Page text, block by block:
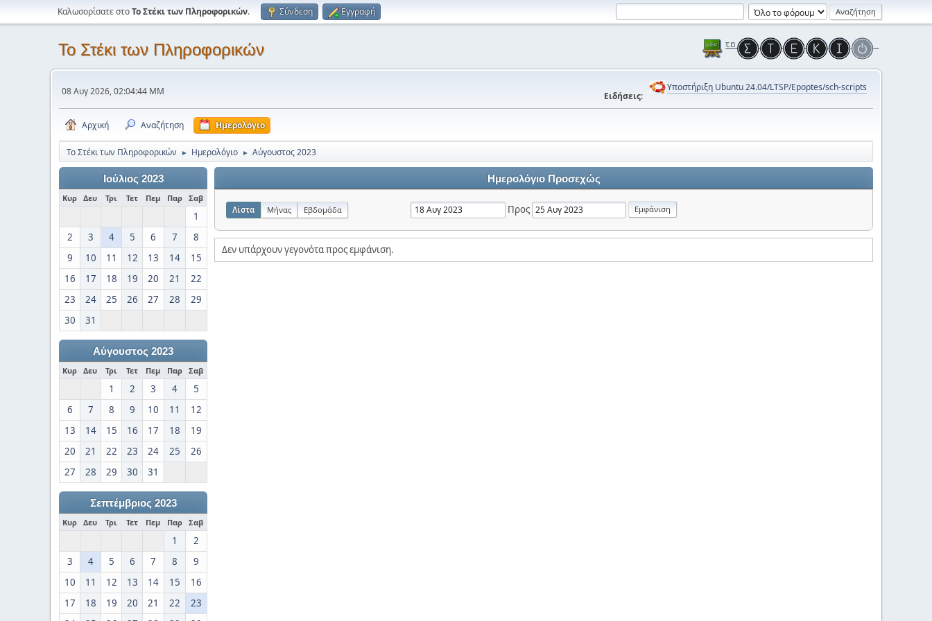
Καλωσορίσατε στοΤο Στέκι των Πληροφορικών. Σύνδεση Εγγραφή
Το Στέκι των Πληροφορικών
08 Αυγ 2026, 02:04:44 ΜΜ Ειδήσεις:
Υποστήριξη Ubuntu 24.04/LTSP/Epoptes/sch-scripts
Αρχική Αναζήτηση Ημερολόγιο
Το Στέκι των Πληροφορικών ► Ημερολόγιο ► Αύγουστος 2023
Ιούλιος 2023
Κυρ Δευ Τρι Τετ Πεμ Παρ Σαβ
1
2
3 4 5 6 7
8
9
10 11 12 13 14
15
16
17 18 19 20 21
22
23
24 25 26 27 28
29
30
31
Αύγουστος 2023
Κυρ Δευ Τρι Τετ Πεμ Παρ Σαβ
1 2 3 4
5
6
7 8 9 10 11
12
13
14 15 16 17 18
19
20
21 22 23 24 25
26
27
28 29 30 31
Σεπτέμβριος 2023
Κυρ Δευ Τρι Τετ Πεμ Παρ Σαβ
1
2
3
4 5 6 7 8
9
10
11 12 13 14 15
16
17
18 19 20 21 22
23
Ημερολόγιο Προσεχώς
Λίστα Μήνας Εβδομάδα Προς
Δεν υπάρχουν γεγονότα προς εμφάνιση.